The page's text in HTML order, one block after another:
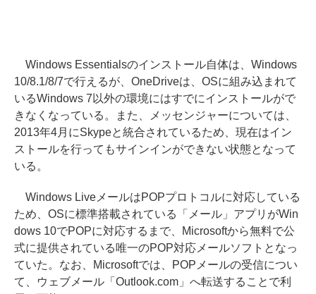
Windows Essentialsのインストール自体は、Windows
10/8.1/8/7で行えるが、OneDriveは、OSに組み込まれて
いるWindows 7以外の環境にはすでにインストールがで
きなくなっている。また、メッセンジャーについては、
2013年4月にSkypeと統合されているため、現在はイン
ストールを行ってもサインインができない状態となって
いる。
Windows LiveメールはPOPプロトコルに対応している
ため、OSに標準搭載されている「メール」アプリがWin
dows 10でPOPに対応するまで、Microsoftから無料で公
式に提供されている唯一のPOP対応メールソフトとなっ
ていた。なお、Microsoftでは、POPメールの受信につい
て、ウェブメール「Outlook.com」へ転送することで利